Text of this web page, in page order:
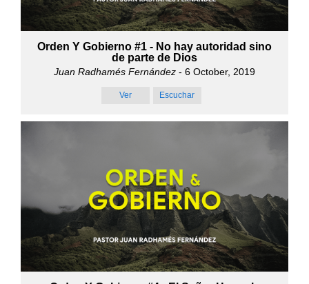
Orden Y Gobierno #1 - No hay autoridad sino
de parte de Dios
Juan Radhamés Fernández - 6 October, 2019
Ver Escuchar